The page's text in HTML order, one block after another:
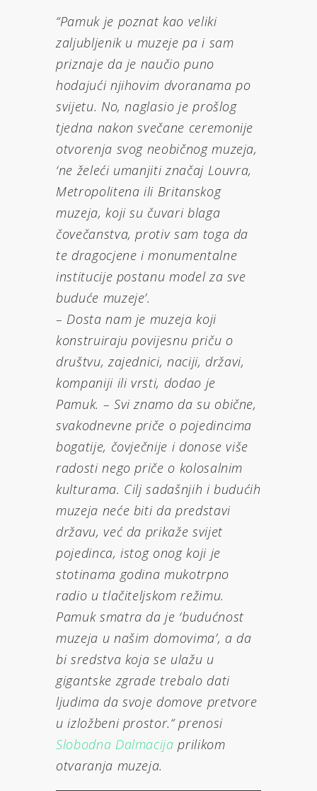
“Pamuk je poznat kao veliki
zaljubljenik u muzeje pa i sam
priznaje da je naučio puno
hodajući njihovim dvoranama po
svijetu. No, naglasio je prošlog
tjedna nakon svečane ceremonije
otvorenja svog neobičnog muzeja,
‘ne želeći umanjiti značaj Louvra,
Metropolitena ili Britanskog
muzeja, koji su čuvari blaga
čovečanstva, protiv sam toga da
te dragocjene i monumentalne
institucije postanu model za sve
buduće muzeje’.
– Dosta nam je muzeja koji
konstruiraju povijesnu priču o
društvu, zajednici, naciji, državi,
kompaniji ili vrsti, dodao je
Pamuk. – Svi znamo da su obične,
svakodnevne priče o pojedincima
bogatije, čovječnije i donose više
radosti nego priče o kolosalnim
kulturama. Cilj sadašnjih i budućih
muzeja neće biti da predstavi
državu, već da prikaže svijet
pojedinca, istog onog koji je
stotinama godina mukotrpno
radio u tlačiteljskom režimu.
Pamuk smatra da je ‘budućnost
muzeja u našim domovima’, a da
bi sredstva koja se ulažu u
gigantske zgrade trebalo dati
ljudima da svoje domove pretvore
u izložbeni prostor.“ prenosi
Slobodna Dalmacija prilikom
otvaranja muzeja.